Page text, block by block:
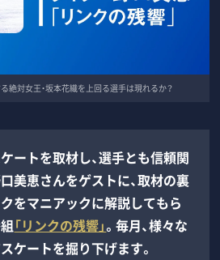
絶対女王・坂本花織を上回る選手は現れるか？
ートを取材し、選手とも信頼関
美恵さんをゲストに、取材の裏
をマニアックに解説してもら
「リンクの残響」。毎月、様々な
ケートを掘り下げます。